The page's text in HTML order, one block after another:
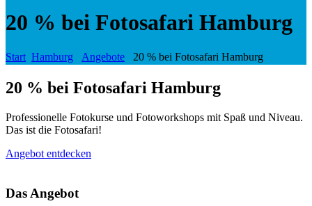
20 % bei Fotosafari Hamburg
Start Hamburg Angebote 20 % bei Fotosafari Hamburg
20 % bei Fotosafari Hamburg
Professionelle Fotokurse und Fotoworkshops mit Spaß und Niveau.
Das ist die Fotosafari!
Angebot entdecken
Das Angebot